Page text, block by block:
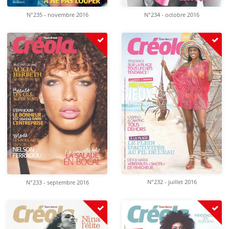
N°235 - novembre 2016 N°234 - octobre 2016
N°233 - septembre 2016 N°232 - juillet 2016